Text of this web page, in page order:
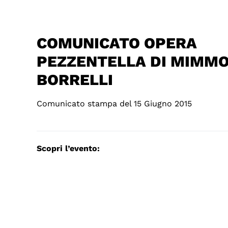
COMUNICATO OPERA
PEZZENTELLA DI
BORRELLI
Comunicato stampa del 15 Giugno 2015
Scopri l’evento: